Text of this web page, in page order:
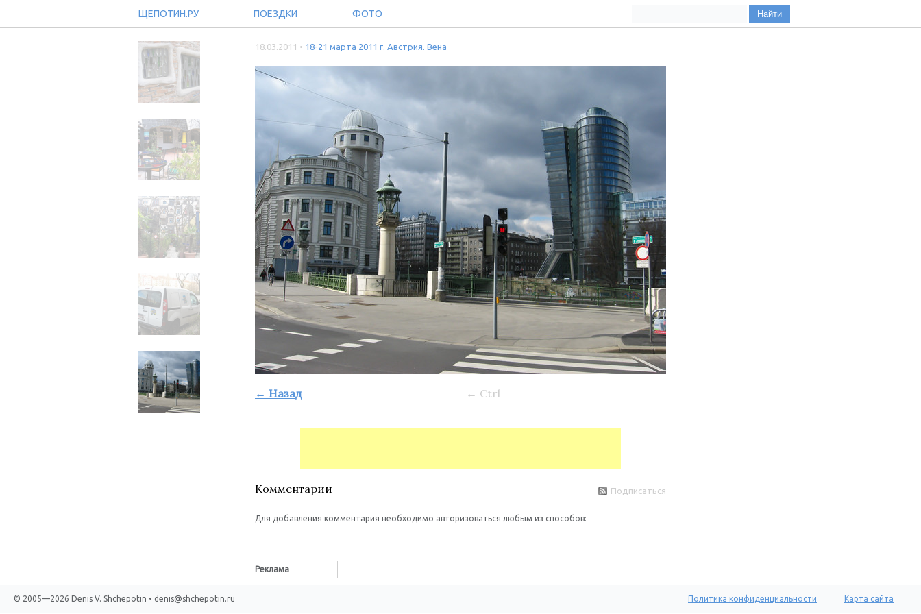
ЩЕПОТИН.РУ ПОЕЗДКИ ФОТО
18.03.2011 • 18-21 марта 2011 г. Австрия. Вена
← Назад ← Ctrl
Комментарии Подписаться
Для добавления комментария необходимо авторизоваться любым из способов:
Реклама
© 2005—2026 Denis V. Shchepotin • denis@shchepotin.ru Политика конфиденциальности Карта сайта